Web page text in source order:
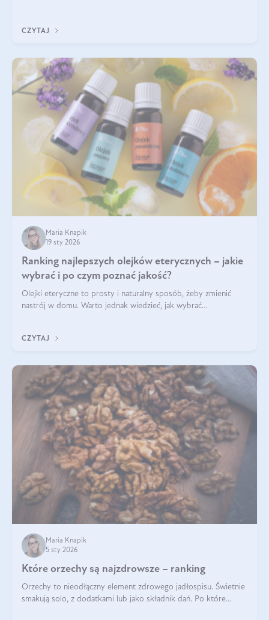
CZYTAJ
Maria Knapik
19 sty 2026
Ranking najlepszych olejków eterycznych – jakie
wybrać i po czym poznać jakość?
Olejki eteryczne to prosty i naturalny sposób, żeby zmienić
nastrój w domu. Warto jednak wiedzieć, jak wybrać
kryteria wyboru!
CZYTAJ
Maria Knapik
5 sty 2026
Które orzechy są najzdrowsze – ranking
Orzechy to nieodłączny element zdrowego jadłospisu. Świetnie
smakują solo, z dodatkami lub jako składnik dań. Po które